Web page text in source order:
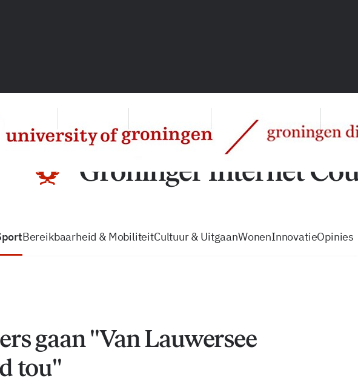
Bereikbaarheid & MobiliteitCultuur & UitgaanWonenInnovatieOpinies
gaan "Van Lauwersee
tou"